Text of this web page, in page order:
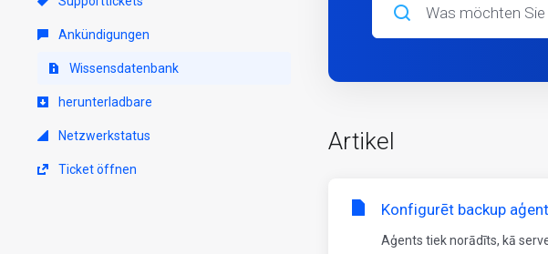
Ankündigungen
Wissensdatenbank
herunterladbare
Netzwerkstatus
Ticket öffnen
Artikel
Konfigurēt backup
Aģents tiek norādīts, kā